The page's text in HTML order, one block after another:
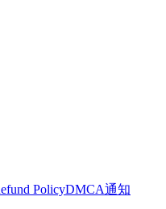
PolicyDMCA通知